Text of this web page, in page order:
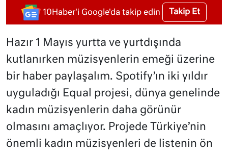
10Haber'i Google'da takip edin Takip Et
Hazır 1 Mayıs yurtta ve yurtdışında
kutlanırken müzisyenlerin emeği üzerine
bir haber paylaşalım. Spotify’ın iki yıldır
uyguladığı Equal projesi, dünya genelinde
kadın müzisyenlerin daha görünür
olmasını amaçlıyor. Projede Türkiye’nin
önemli kadın müzisyenleri de listenin ön